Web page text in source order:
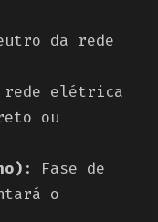
da rede
rede elétrica
ou
: Fase de
o